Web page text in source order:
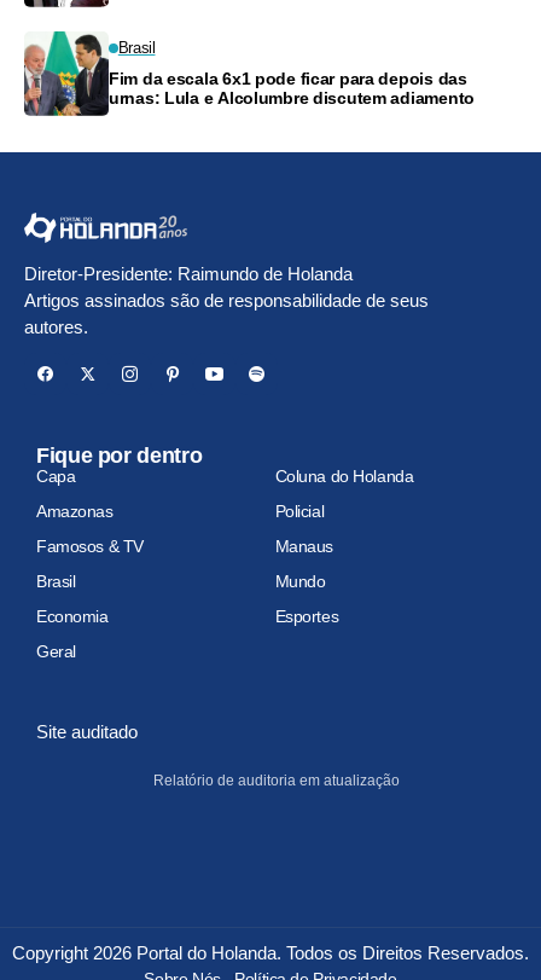
Brasil
Fim da escala 6x1 pode ficar para depois das
urnas: Lula e Alcolumbre discutem adiamento
Diretor-Presidente: Raimundo de Holanda
Artigos assinados são de responsabilidade de seus
autores.
Fique por dentro
Capa
Coluna do Holanda
Amazonas
Policial
Famosos & TV
Manaus
Brasil
Mundo
Economia
Esportes
Geral
Site auditado
Relatório de auditoria em atualização
Copyright 2026 Portal do Holanda. Todos os Direitos Reservados.